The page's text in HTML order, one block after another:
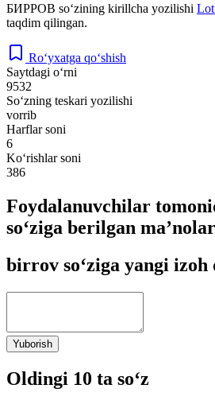
БИРРОВ so‘zining kirillcha yozilishi
taqdim qilingan.
Ro‘yxatga qo‘shish
Saytdagi o‘rni
9532
So‘zning teskari yozilishi
vorrib
Harflar soni
6
Ko‘rishlar soni
386
Foydalanuvchilar
so‘ziga berilgan ma’nolar
birrov so‘ziga yangi izoh
Yuborish
Oldingi 10 ta so‘z